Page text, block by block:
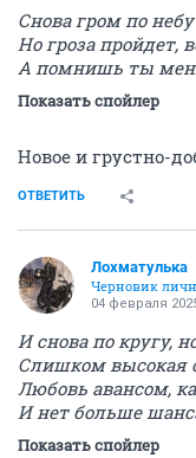
Снова гром по
Но гроза пройдет,
А помнишь ты
Показать спойлер
Новое и грустно-
ОТВЕТИТЬ
Лохматулька
Черновик
04 февраля
И снова по кругу,
Слишком высокая
Любовь авансом,
И нет больше
Показать спойлер